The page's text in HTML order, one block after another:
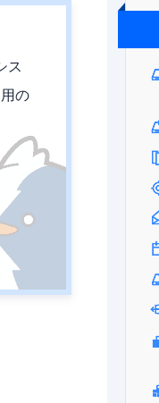
ス
の